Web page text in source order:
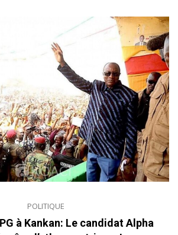
POLITIQUE
à Kankan: Le candidat Alpha